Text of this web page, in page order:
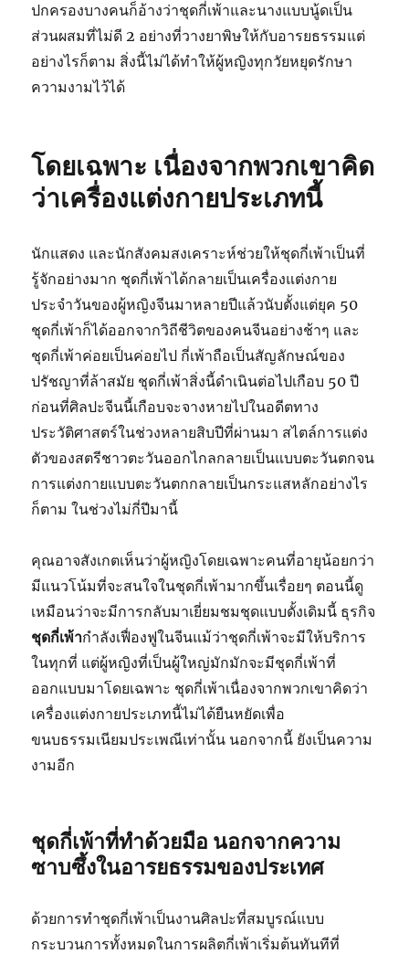
ปกครองบางคนก็อ้างว่าชุดกี่เพ้าและนางแบบนู้ดเป็น
ส่วนผสมที่ไม่ดี 2 อย่างที่วางยาพิษให้กับอารยธรรมแต่
อย่างไรก็ตาม สิ่งนี้ไม่ได้ทำให้ผู้หญิงทุกวัยหยุดรักษา
ความงามไว้ได้
โดยเฉพาะ เนื่องจากพวกเขาคิด
ว่าเครื่องแต่งกายประเภทนี้
นักแสดง และนักสังคมสงเคราะห์ช่วยให้ชุดกี่เพ้าเป็นที่
รู้จักอย่างมาก ชุดกี่เพ้าได้กลายเป็นเครื่องแต่งกาย
ประจำวันของผู้หญิงจีนมาหลายปีแล้วนับตั้งแต่ยุค 50
ชุดกี่เพ้าก็ได้ออกจากวิถีชีวิตของคนจีนอย่างช้าๆ และ
ชุดกี่เพ้าค่อยเป็นค่อยไป กี่เพ้าถือเป็นสัญลักษณ์ของ
ปรัชญาที่ล้าสมัย ชุดกี่เพ้าสิ่งนี้ดำเนินต่อไปเกือบ 50 ปี
ก่อนที่ศิลปะจีนนี้เกือบจะจางหายไปในอดีตทาง
ประวัติศาสตร์ในช่วงหลายสิบปีที่ผ่านมา สไตล์การแต่ง
ตัวของสตรีชาวตะวันออกไกลกลายเป็นแบบตะวันตกจน
การแต่งกายแบบตะวันตกกลายเป็นกระแสหลักอย่างไร
ก็ตาม ในช่วงไม่กี่ปีมานี้
คุณอาจสังเกตเห็นว่าผู้หญิงโดยเฉพาะคนที่อายุน้อยกว่า
มีแนวโน้มที่จะสนใจในชุดกี่เพ้ามากขึ้นเรื่อยๆ ตอนนี้ดู
เหมือนว่าจะมีการกลับมาเยี่ยมชมชุดแบบดั้งเดิมนี้ ธุรกิจ
ชุดกี่เพ้ากำลังเฟื่องฟูในจีนแม้ว่าชุดกี่เพ้าจะมีให้บริการ
ในทุกที่ แต่ผู้หญิงที่เป็นผู้ใหญ่มักมักจะมีชุดกี่เพ้าที่
ออกแบบมาโดยเฉพาะ ชุดกี่เพ้าเนื่องจากพวกเขาคิดว่า
เครื่องแต่งกายประเภทนี้ไม่ได้ยืนหยัดเพื่อ
ขนบธรรมเนียมประเพณีเท่านั้น นอกจากนี้ ยังเป็นความ
งามอีก
ชุดกี่เพ้าที่ทำด้วยมือ นอกจากความ
ซาบซึ้งในอารยธรรมของประเทศ
ด้วยการทำชุดกี่เพ้าเป็นงานศิลปะที่สมบูรณ์แบบ
กระบวนการทั้งหมดในการผลิตกี่เพ้าเริ่มต้นทันทีที่